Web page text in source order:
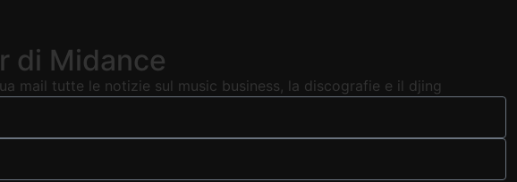
di Midance
mail tutte le notizie sul music business, la discografie e il djing